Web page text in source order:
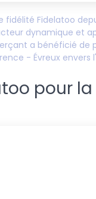
fidélité Fidelatoo
dynamique et
a bénéficié de
- Évreux envers
pour